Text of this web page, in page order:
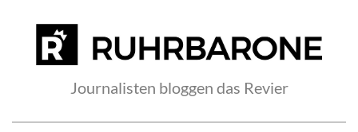
Journalisten bloggen das Revier